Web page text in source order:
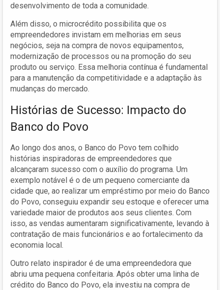
desenvolvimento de toda a comunidade.
Além disso, o microcrédito possibilita que os
empreendedores invistam em melhorias em seus
negócios, seja na compra de novos equipamentos,
modernização de processos ou na promoção do seu
produto ou serviço. Essa melhoria contínua é fundamental
para a manutenção da competitividade e a adaptação às
mudanças do mercado.
Histórias de Sucesso: Impacto do
Banco do Povo
Ao longo dos anos, o Banco do Povo tem colhido
histórias inspiradoras de empreendedores que
alcançaram sucesso com o auxílio do programa. Um
exemplo notável é o de um pequeno comerciante da
cidade que, ao realizar um empréstimo por meio do Banco
do Povo, conseguiu expandir seu estoque e oferecer uma
variedade maior de produtos aos seus clientes. Com
isso, as vendas aumentaram significativamente, levando à
contratação de mais funcionários e ao fortalecimento da
economia local.
Outro relato inspirador é de uma empreendedora que
abriu uma pequena confeitaria. Após obter uma linha de
crédito do Banco do Povo, ela investiu na compra de